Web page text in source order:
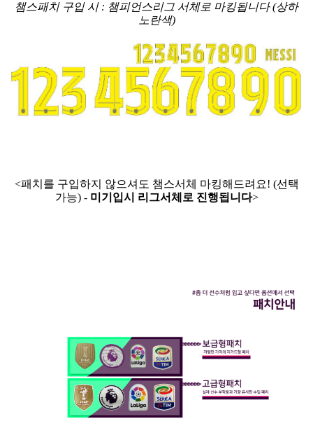
챔스패치 구입 시 : 챔피언스리그 서체로 마킹됩니다 (상하
노란색)
<패치를 구입하지 않으셔도 챔스서체 마킹해드려요! (선택
가능) - 미기입시 리그서체로 진행됩니다>